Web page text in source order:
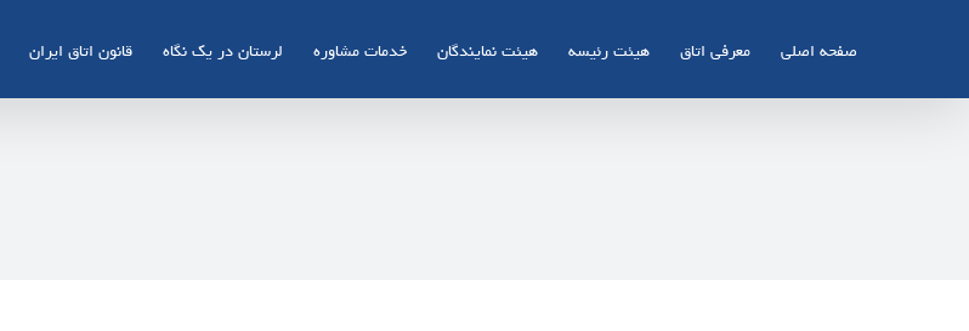
صفحه اصلی معرفی اتاق هیئت رئیسه هیئت نمایندگان خدمات مشاوره لرستان در یک نگاه قانون اتاق ایران